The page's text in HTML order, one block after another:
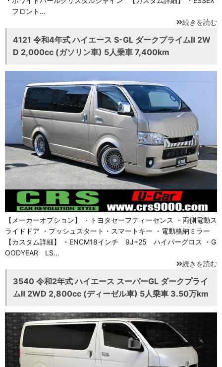
フロント…
続きを読む
4121 令和4年式 ハイエース S-GL ダークプライムⅡ 2W
D 2,000cc (ガソリン車) 5人乗車 7,400km
【メーカーオプション】 ・トヨタセーフティーセンス ・両側電動ス
ライドドア ・プッシュスタート・スマートキー ・電動格納ミラー
【カスタム詳細】 ・ENCM18インチ 9J+25 ハイパーグロス ・G
OODYEAR LS…
続きを読む
3540 令和2年式 ハイエース スーパーGL ダークプライ
ムⅡ 2WD 2,800cc (ディーゼル車) 5人乗車 3.50万km